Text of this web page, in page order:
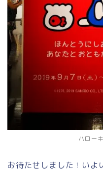
ハロー
お待たせしました！いよ